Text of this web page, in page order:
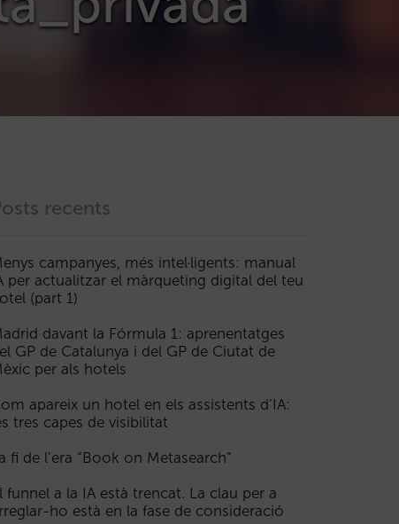
recents
campanyes, més intel·ligents: manual
per actualitzar el màrqueting digital del teu
(part 1)
davant la Fórmula 1: aprenentatges
GP de Catalunya i del GP de Ciutat de
per als hotels
apareix un hotel en els assistents d’IA:
tres capes de visibilitat
fi de l’era “Book on Metasearch”
funnel a la IA està trencat. La clau per a
ho està en la fase de consideració